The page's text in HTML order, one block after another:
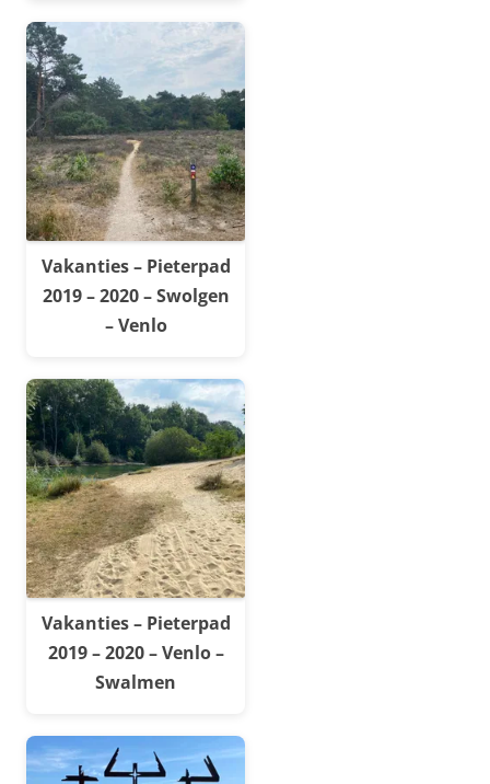
Vakanties – Pieterpad
2019 – 2020 – Swolgen
– Venlo
Vakanties – Pieterpad
2019 – 2020 – Venlo –
Swalmen